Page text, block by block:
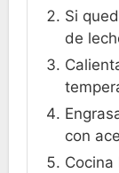
Si
de
con